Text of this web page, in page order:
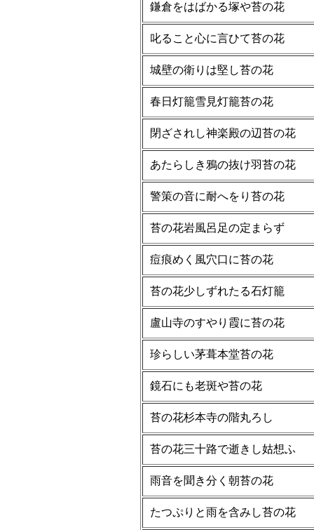
鎌倉をはばかる塚や苔の花
叱ること心に言ひて苔の花
城壁の衛りは堅し苔の花
春日灯籠雪見灯籠苔の花
閉ざされし神楽殿の辺苔の花
あたらしき鴉の抜け羽苔の花
警策の音に耐へをり苔の花
苔の花岩風呂足の定まらず
痘痕めく風穴口に苔の花
苔の花少しずれたる石灯籠
盧山寺のすやり霞に苔の花
珍らしい茅葺本堂苔の花
鏡石にも老斑や苔の花
苔の花杉本寺の階丸ろし
苔の花三十路で逝きし姑想ふ
雨音を聞き分く朝苔の花
たつぷりと雨を含みし苔の花